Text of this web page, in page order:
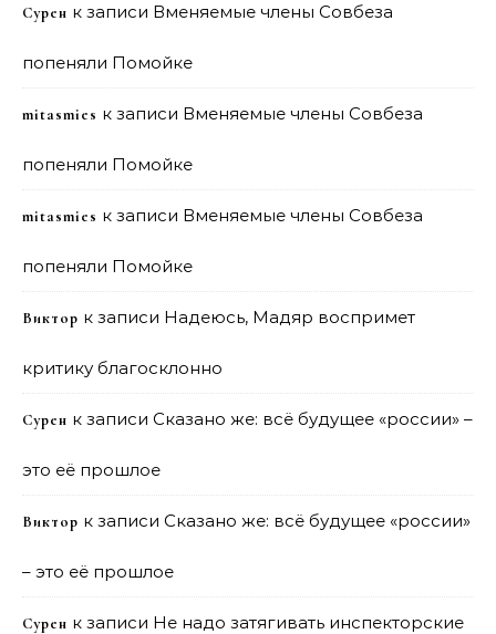
Сурен к записи Вменяемые члены Совбеза
попеняли Помойке
mitasmies к записи Вменяемые члены Совбеза
попеняли Помойке
mitasmies к записи Вменяемые члены Совбеза
попеняли Помойке
Виктор к записи Надеюсь, Мадяр воспримет
критику благосклонно
Сурен к записи Сказано же: всё будущее «россии» –
это её прошлое
Виктор к записи Сказано же: всё будущее «россии»
– это её прошлое
Сурен к записи Не надо затягивать инспекторские